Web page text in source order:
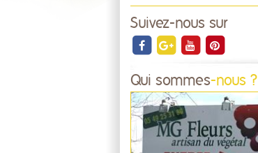
Suivez-nous sur
Qui sommes-nous ?